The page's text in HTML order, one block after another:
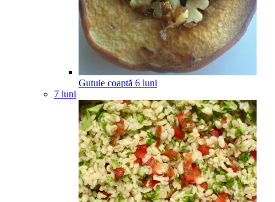
Gutuie coaptă 6 luni
7 luni